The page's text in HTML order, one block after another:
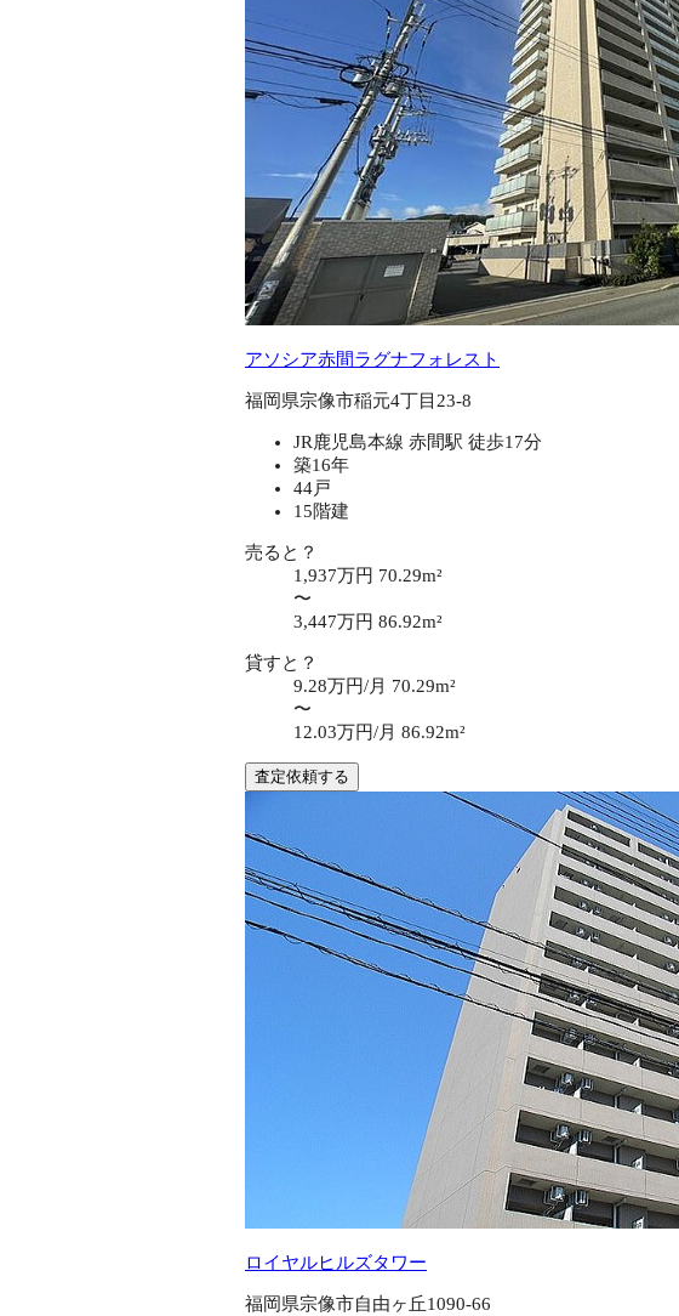
アソシア赤間ラグナフォレスト
福岡県宗像市稲元4丁目23-8
JR鹿児島本線 赤間駅 徒歩17分
築16年
44戸
15階建
売ると？
1,937万円 70.29m²
〜
3,447万円 86.92m²
貸すと？
9.28万円/月 70.29m²
〜
12.03万円/月 86.92m²
査定依頼する
ロイヤルヒルズタワー
福岡県宗像市自由ヶ丘1090-66